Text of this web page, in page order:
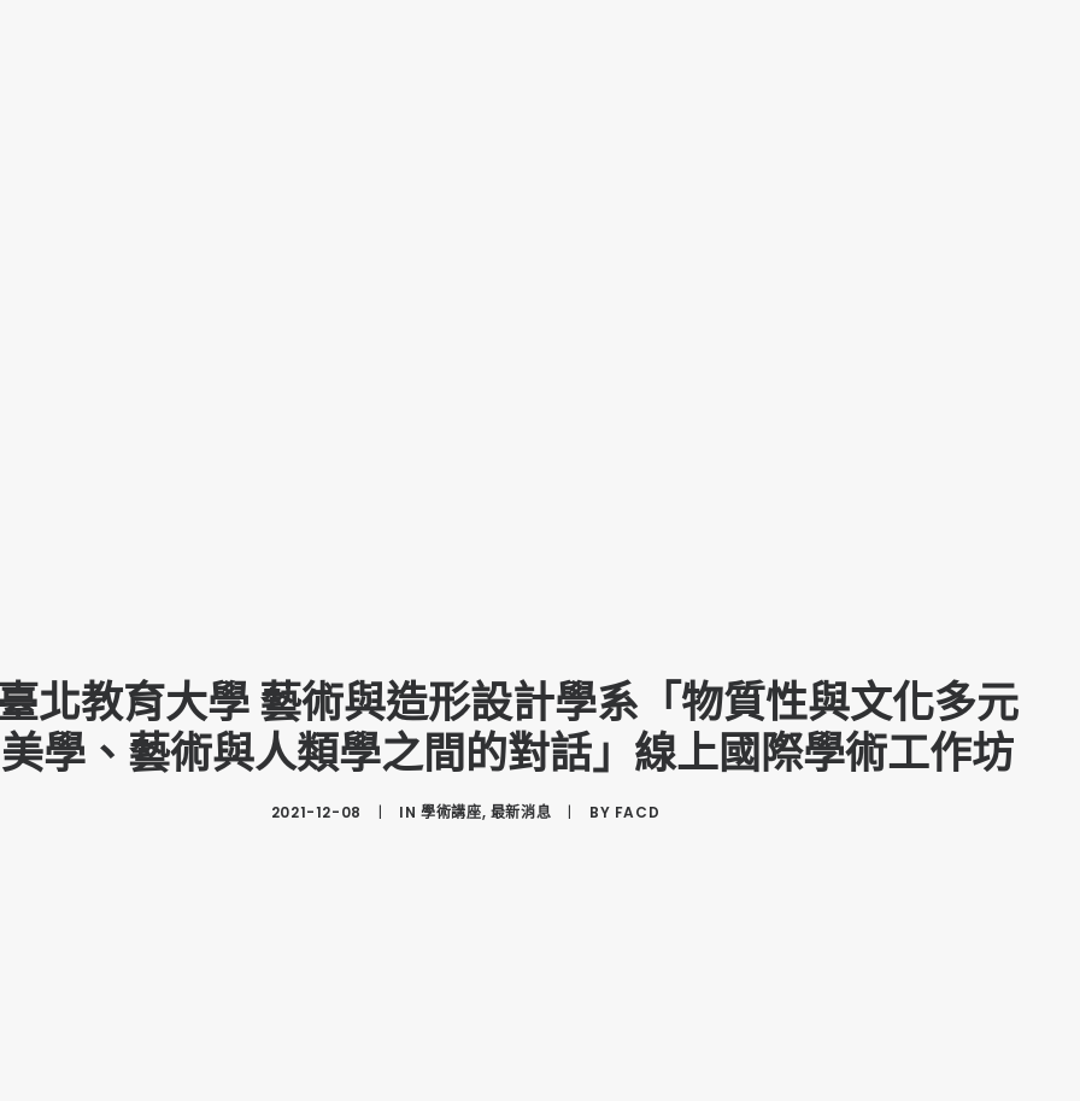
北教育大學 藝術與造形設計學系「物質性與文化多元
學、藝術與人類學之間的對話」線上國際學術工作坊
2021-12-08 | IN學術講座, 最新消息 | BY FACD